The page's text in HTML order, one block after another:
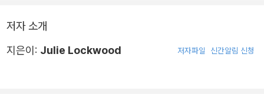
저자 소개
지은이: Julie Lockwood 저자파일 신간알림 신청